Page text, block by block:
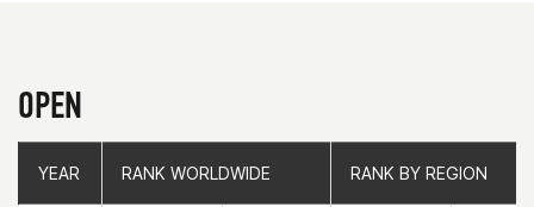
OPEN
YEAR RANK WORLDWIDE RANK BY REGION
YEAR RANK WORLDWIDE RANK BY REGION